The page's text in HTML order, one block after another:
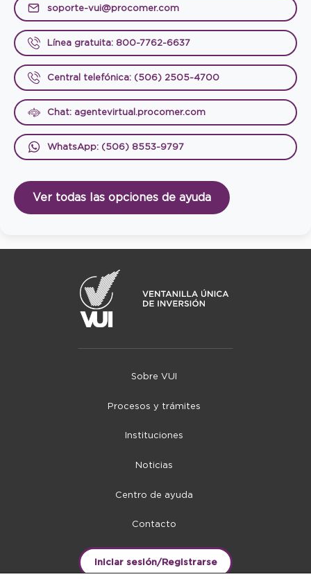
soporte-vui@procomer.com
Línea gratuita: 800-7762-6637
Central telefónica: (506) 2505-4700
Chat: agentevirtual.procomer.com
WhatsApp: (506) 8553-9797
Ver todas las opciones de ayuda
Sobre VUI
Procesos y trámites
Instituciones
Noticias
Centro de ayuda
Contacto
Iniciar sesión/Registrarse